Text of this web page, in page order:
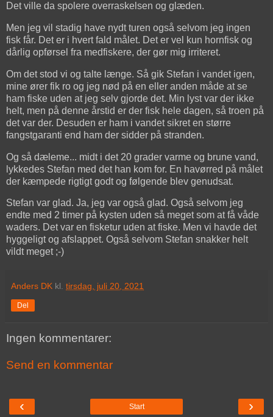
Det ville da spolere overraskelsen og glæden.
Men jeg vil stadig have nydt turen også selvom jeg ingen
fisk får. Det er i hvert fald målet. Det er vel kun hornfisk og
dårlig opførsel fra medfiskere, der gør mig irriteret.
Om det stod vi og talte længe. Så gik Stefan i vandet igen,
mine ører fik ro og jeg nød på en eller anden måde at se
ham fiske uden at jeg selv gjorde det. Min lyst var der ikke
helt, men på denne årstid er der fisk hele dagen, så troen på
det var der. Desuden er ham i vandet sikret en større
fangstgaranti end ham der sidder på stranden.
Og så dæleme... midt i det 20 grader varme og brune vand,
lykkedes Stefan med det han kom for. En havørred på målet
der kæmpede rigtigt godt og følgende blev genudsat.
Stefan var glad. Ja, jeg var også glad. Også selvom jeg
endte med 2 timer på kysten uden så meget som at få våde
waders. Det var en fisketur uden at fiske. Men vi havde det
hyggeligt og afslappet. Også selvom Stefan snakker helt
vildt meget ;-)
Anders DK kl. tirsdag, juli 20, 2021
Del
Ingen kommentarer:
Send en kommentar
‹ ›
Start